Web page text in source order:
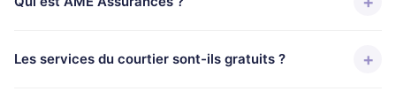
Les services du courtier sont-ils gratuits ? +